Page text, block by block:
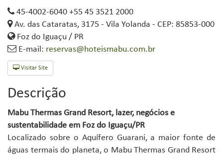
45-4002-6040 +55 45 3521 2000
Av. das Cataratas, 3175 - Vila Yolanda - CEP: 85853-000
Foz do Iguaçu / PR
E-mail: reservas@hoteismabu.com.br
Visitar Site
Descrição
Mabu Thermas Grand Resort, lazer, negócios e
sustentabilidade em Foz do Iguaçu/PR
Localizado sobre o Aquífero Guarani, a maior fonte de
águas termais do planeta, o Mabu Thermas Grand Resort